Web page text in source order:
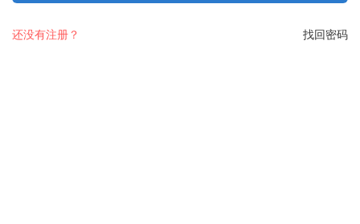
找回密码
还没有注册？